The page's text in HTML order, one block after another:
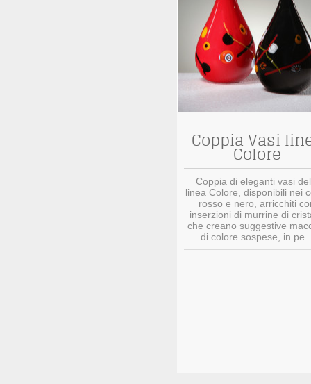
Coppia Vasi
Colore
Coppia di eleganti vasi
linea Colore, disponibili nei
rosso e nero, arricchiti
inserzioni di murrine di
che creano suggestive
di colore sospese, in